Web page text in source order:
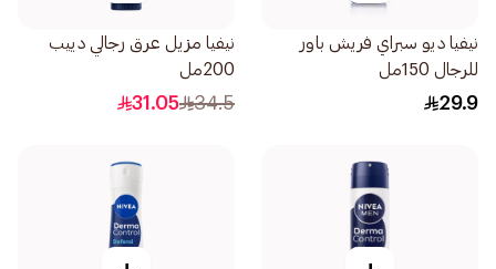
نيفيا ديو سبراي فريش باور
للرجال 150مل
29.9
نيفيا مزيل عرق رجالي دييب
200مل
34.5
31.05